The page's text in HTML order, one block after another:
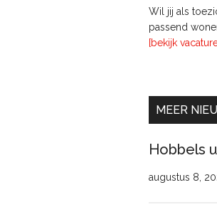
Wil jij als
passend
[bekijk
MEER
Hobbels
augustus 8,